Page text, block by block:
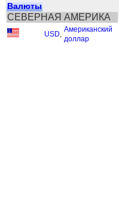
Валюты
СЕВЕРНАЯ АМЕРИКА
USD
Американский
доллар